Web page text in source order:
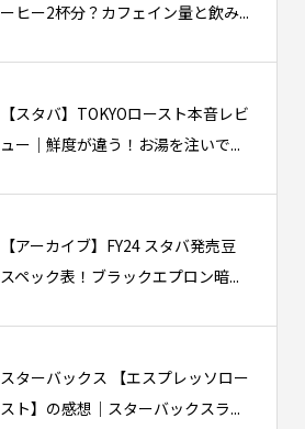
ーヒー2杯分？カフェイン量と飲み...
【スタバ】TOKYOロースト本音レビ
ュー｜鮮度が違う！お湯を注いで...
【アーカイブ】FY24 スタバ発売豆
スペック表！ブラックエプロン暗...
スターバックス 【エスプレッソロー
スト】の感想｜スターバックスラ...